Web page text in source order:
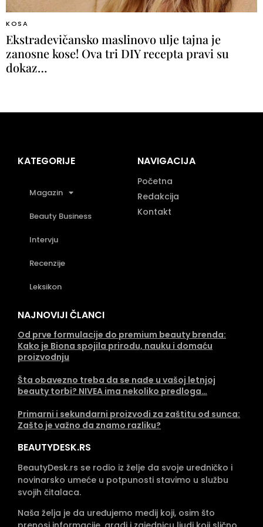
KOSA
Ekstradevičansko maslinovo ulje tajna je
zanosne kose! Ova tri DIY recepta pravi su
dokaz…
KATEGORIJE
Magazin
Beauty Business
Intervju
Recenzije
Leksikon
NAVIGACIJA
Početna
Redakcija
Kontakt
NAJNOVIJI ČLANCI
Od prve formulacije do premium beauty brenda:
Kako je Biona spojila prirodu, nauku i domaću
proizvodnju
Šta obavezno treba da se nađe u vašoj letnjoj
beauty torbi? NIVEA ima nekoliko predloga…
Primarni i sekundarni proizvodi za zaštitu od sunca:
Zašto je važno da znamo razliku?
BEAUTYDESK.RS
BeautyDesk.rs se rodio iz želje da svoje uredničko i
novinarsko umeće u potpunosti stavimo u službu
svojih čitalaca.
Naša želja je da uređujemo medij koji, osim što